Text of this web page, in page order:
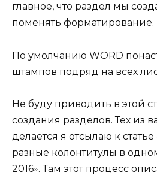
главное, что раздел мы
поменять форматирование.
По умолчанию WORD
штампов подряд на всех
Не буду приводить в этой
создания разделов. Тех из
делается я отсылаю к статье
разные колонтитулы в
2016». Там этот процесс